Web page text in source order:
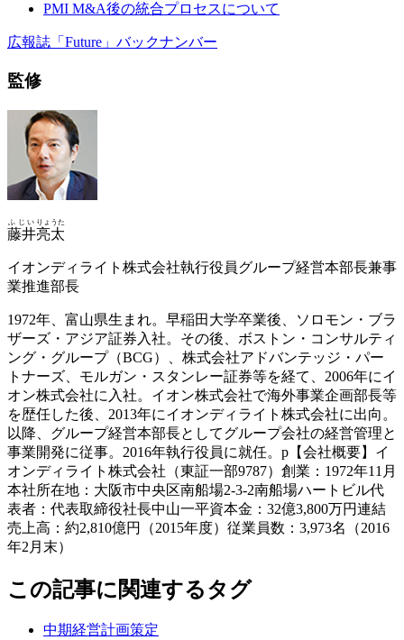
PMI M&A後の統合プロセスについて
広報誌「Future」バックナンバー
監修
藤井
ふじい
亮太
りょうた
イオンディライト株式会社執行役員グループ経営本部長兼事
業推進部長
1972年、富山県生まれ。早稲田大学卒業後、ソロモン・ブラ
ザーズ・アジア証券入社。その後、ボストン・コンサルティ
ング・グループ（BCG）、株式会社アドバンテッジ・パー
トナーズ、モルガン・スタンレー証券等を経て、2006年にイ
オン株式会社に入社。イオン株式会社で海外事業企画部長等
を歴任した後、2013年にイオンディライト株式会社に出向。
以降、グループ経営本部長としてグループ会社の経営管理と
事業開発に従事。2016年執行役員に就任。p【会社概要】イ
オンディライト株式会社（東証一部9787）創業：1972年11月
本社所在地：大阪市中央区南船場2-3-2南船場ハートビル代
表者：代表取締役社長中山一平資本金：32億3,800万円連結
売上高：約2,810億円（2015年度）従業員数：3,973名（2016
年2月末）
この記事に関連するタグ
中期経営計画策定